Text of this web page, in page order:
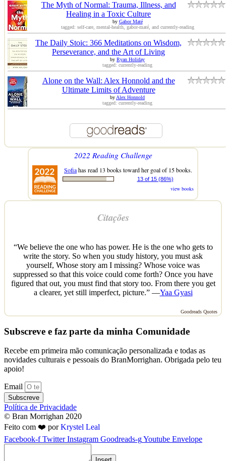
The Myth of Normal: Trauma, Illness, and
Healing in a Toxic Culture
by Gabor Maté
tagged: self-care, mental-health, gabor-maté, and currently-reading
The Daily Stoic: 366 Meditations on Wisdom,
Perseverance, and the Art of Living
by Ryan Holiday
tagged: currently-reading
Alone on the Wall: Alex Honnold and the
Ultimate Limits of Adventure
byAlex Honnold
tagged: currently-reading
2022 Reading Challenge
Sofiahas read 13 books toward her goal of 15 books.
13 of 15 (86%)
view books
Citações
“We believe the one who has power. He is the one who gets to
write the story. So when you study history, you must ask
yourself, Whose story am I missing? Whose voice was
suppressed so that this voice could come forth? Once you have
figured that out, you must find that story too. From there you get
a clearer, yet still imperfect, picture.” —Yaa Gyasi
Goodreads Quotes
Subscreve e faz parte da minha Comunidade
Recebe em primeira mão comunicação personalizada e todas as
novidades culturais e pessoais do BranMorrighan. Obrigada pelo teu
apoio!
Email
Subscreve
Política de Privacidade
© Bran Morrighan 2020
Feito com ❤️ porKrystel Leal
Facebook-f Twitter Instagram Goodreads-gYoutube Envelope